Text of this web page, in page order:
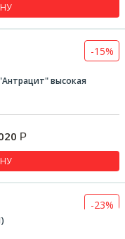
-15%
высокая
Р
-23%